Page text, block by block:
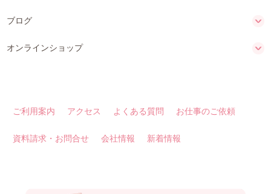
ブログ
オンラインショップ
ご利用案内 アクセス よくある質問 お仕事のご依頼
資料請求・お問合せ 会社情報 新着情報